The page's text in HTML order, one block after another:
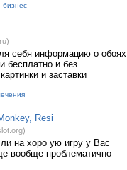
бизнес
себя информацию о обоях
бесплатно и без
и заставки
Resi
на хоро ую игру у Вас
вообще проблематично